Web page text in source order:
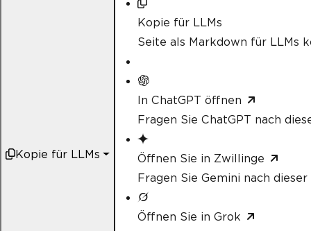
Kopie für LLMs
Kopie für LLMs
Seite als Markdown für LLMs
In ChatGPT öffnen
Fragen Sie ChatGPT nach
Öffnen Sie in Zwillinge
Fragen Sie Gemini nach
Öffnen Sie in Grok